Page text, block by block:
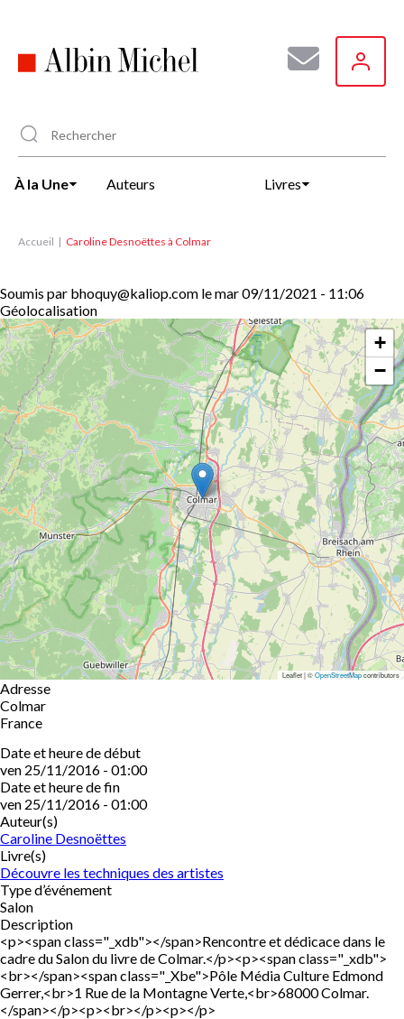
principal
À la Une Auteurs Livres
Accueil Caroline Desnoëttes à Colmar
Soumis par bhoquy@kaliop.com lemar 09/11/2021 - 11:06
Géolocalisation
+
−
Leaflet | ©OpenStreetMapcontributors
Adresse
Colmar
France
Date et heure de début
ven 25/11/2016 - 01:00
Date et heure de fin
ven 25/11/2016 - 01:00
Auteur(s)
Caroline Desnoëttes
Livre(s)
Découvre les techniques des artistes
Type d’événement
Salon
Description
<p><span class="_xdb"></span>Rencontre et dédicace dans le
cadre du Salon du livre de Colmar.</p><p><span class="_xdb">
<br></span><span class="_Xbe">Pôle Média Culture Edmond
Gerrer,<br>1 Rue de la Montagne Verte,<br>68000 Colmar.
</span></p><p><br></p><p></p>